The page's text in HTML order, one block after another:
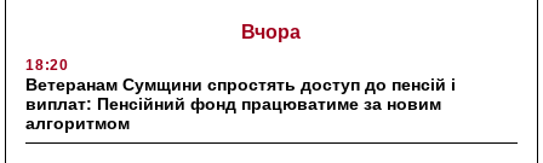
Вчора
18:20
Ветеранам Сумщини спростять доступ до пенсій і
виплат: Пенсійний фонд працюватиме за новим
алгоритмом